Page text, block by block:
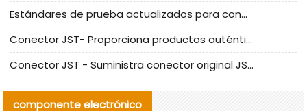
Estándares de prueba actualizados para conectores nacionales bajo la referencia de CLIFF
Conector JST- Proporciona productos auténticos y alternativos del conector JST NSHR-02V-S
Conector JST - Suministra conector original JST GHR-09V-S | productos alternativos
componente electrónico